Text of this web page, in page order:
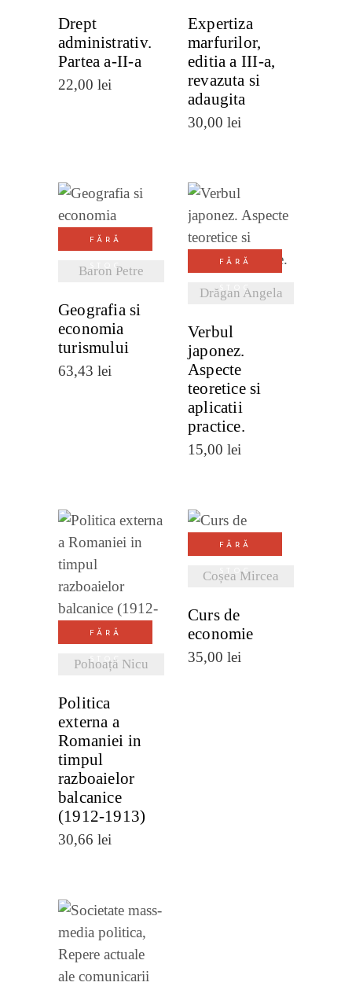
Drept
administrativ.
Partea a-II-a
22,00 lei
Expertiza
marfurilor,
editia a III-a,
revazuta si
adaugita
30,00 lei
FĂRĂ
STOC
Baron Petre
VEZI
DETALII
Geografia si
economia
turismului
63,43 lei
FĂRĂ
STOC
Drăgan Angela
DETALII
Verbul
japonez.
Aspecte
teoretice si
aplicatii
practice.
15,00 lei
FĂRĂ
STOC
Pohoață Nicu
DETALII
Politica
externa a
Romaniei in
timpul
razboaielor
balcanice
(1912-1913)
30,66 lei
FĂRĂ
STOC
Coșea Mircea
VEZI
Curs de
economie
35,00 lei
DETALII